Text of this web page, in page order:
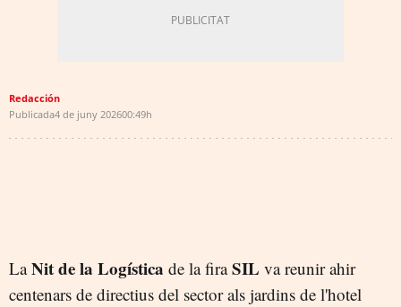
Redacción
Publicada4 de juny 202600:49h
LaNit de la Logística de la firaSIL va reunir ahir
centenars de directius del sector als jardins de l'hotel